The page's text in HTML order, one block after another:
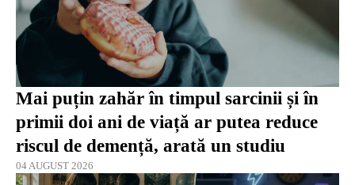
Mai puțin zahăr în timpul sarcinii și în
primii doi ani de viață ar putea reduce
riscul de demență, arată un studiu
04 AUGUST 2026